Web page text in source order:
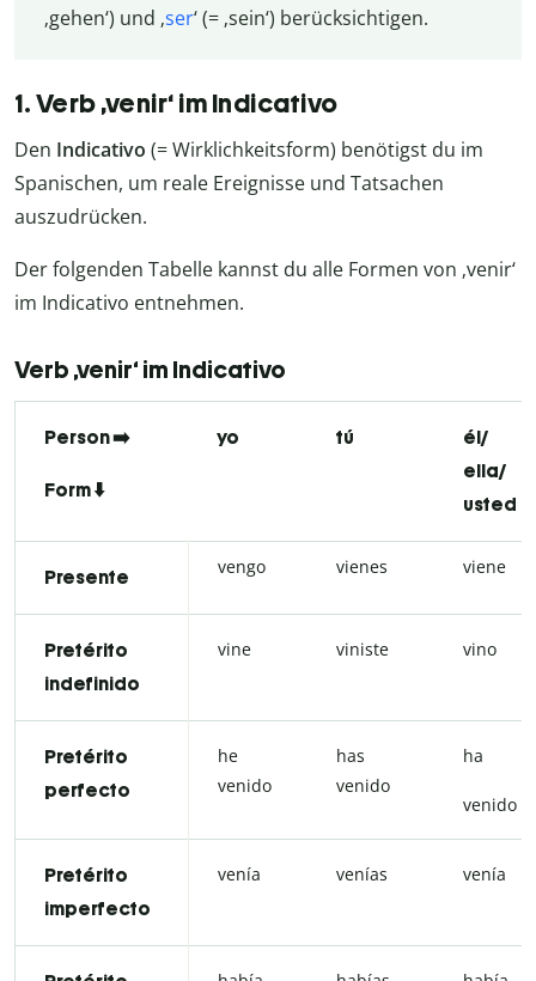
‚gehen‘) und ‚ser‘ (= ‚sein‘) berücksichtigen.
1. Verb ‚venir‘ im Indicativo
Den Indicativo (= Wirklichkeitsform) benötigst du im
Spanischen, um reale Ereignisse und Tatsachen
auszudrücken.
Der folgenden Tabelle kannst du alle Formen von ‚venir‘
im Indicativo entnehmen.
Verb ‚venir‘ im Indicativo
Person ➡️
Form ⬇️
yo tú
él/
ella/
usted
Presente vengo vienes viene
Pretérito
indefinido
vine viniste vino
Pretérito
perfecto
he
venido
has
venido
ha
venido
Pretérito
imperfecto
venía venías venía